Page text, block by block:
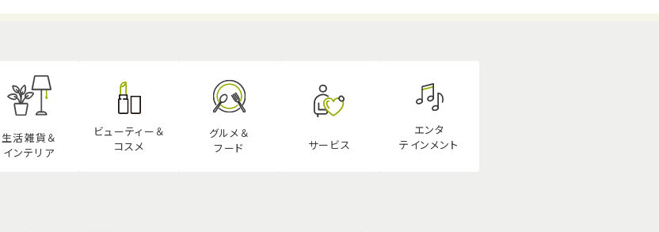
生活雑貨＆
インテリア
ビューティー ＆
コスメ
グルメ＆
フード
サービス
エンタ
テインメント